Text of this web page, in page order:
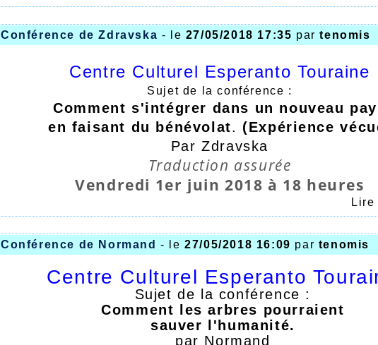
allée Monteverdi
(accès par la place Eugène Labiche)
37200 Tours
Présentation en espéranto, traduction en
Conférence de Zdravska - le 27/05/2018 17:35 partenomis
Centre Culturel Esperanto Touraine
Sujet de la conférence :
Comment s'intégrer dans un nouveau
en faisant du bénévolat. (Expérience
Par Zdravska
Traduction assurée
Vendredi 1er juin 2018 à 18 heures
La Fuye, 89 route des vallées, Ballan-
Conférence de Normand - le27/05/2018 16:09 par tenomis
Centre Culturel Esperanto
Sujet de la conférence :
Comment les arbres pourraient
sauver l'humanité.
par Normand